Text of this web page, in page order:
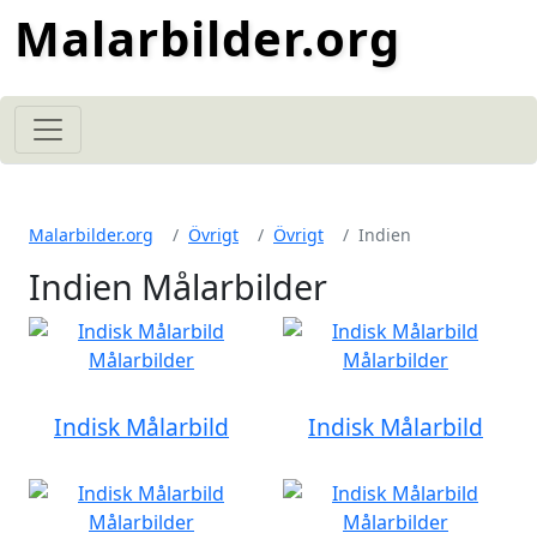
Malarbilder.org
Malarbilder.org Övrigt Övrigt Indien
Indien Målarbilder
Indisk Målarbild Indisk Målarbild